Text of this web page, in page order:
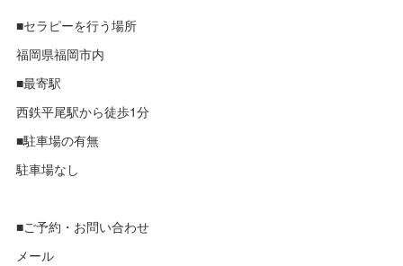
■セラピーを行う場所
福岡県福岡市内
■最寄駅
西鉄平尾駅から徒歩1分
■駐車場の有無
駐車場なし
■ご予約・お問い合わせ
メール